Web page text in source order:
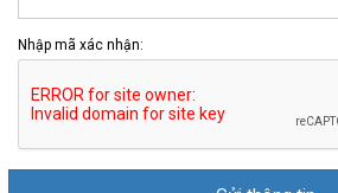
Nhập mã xác nhận: